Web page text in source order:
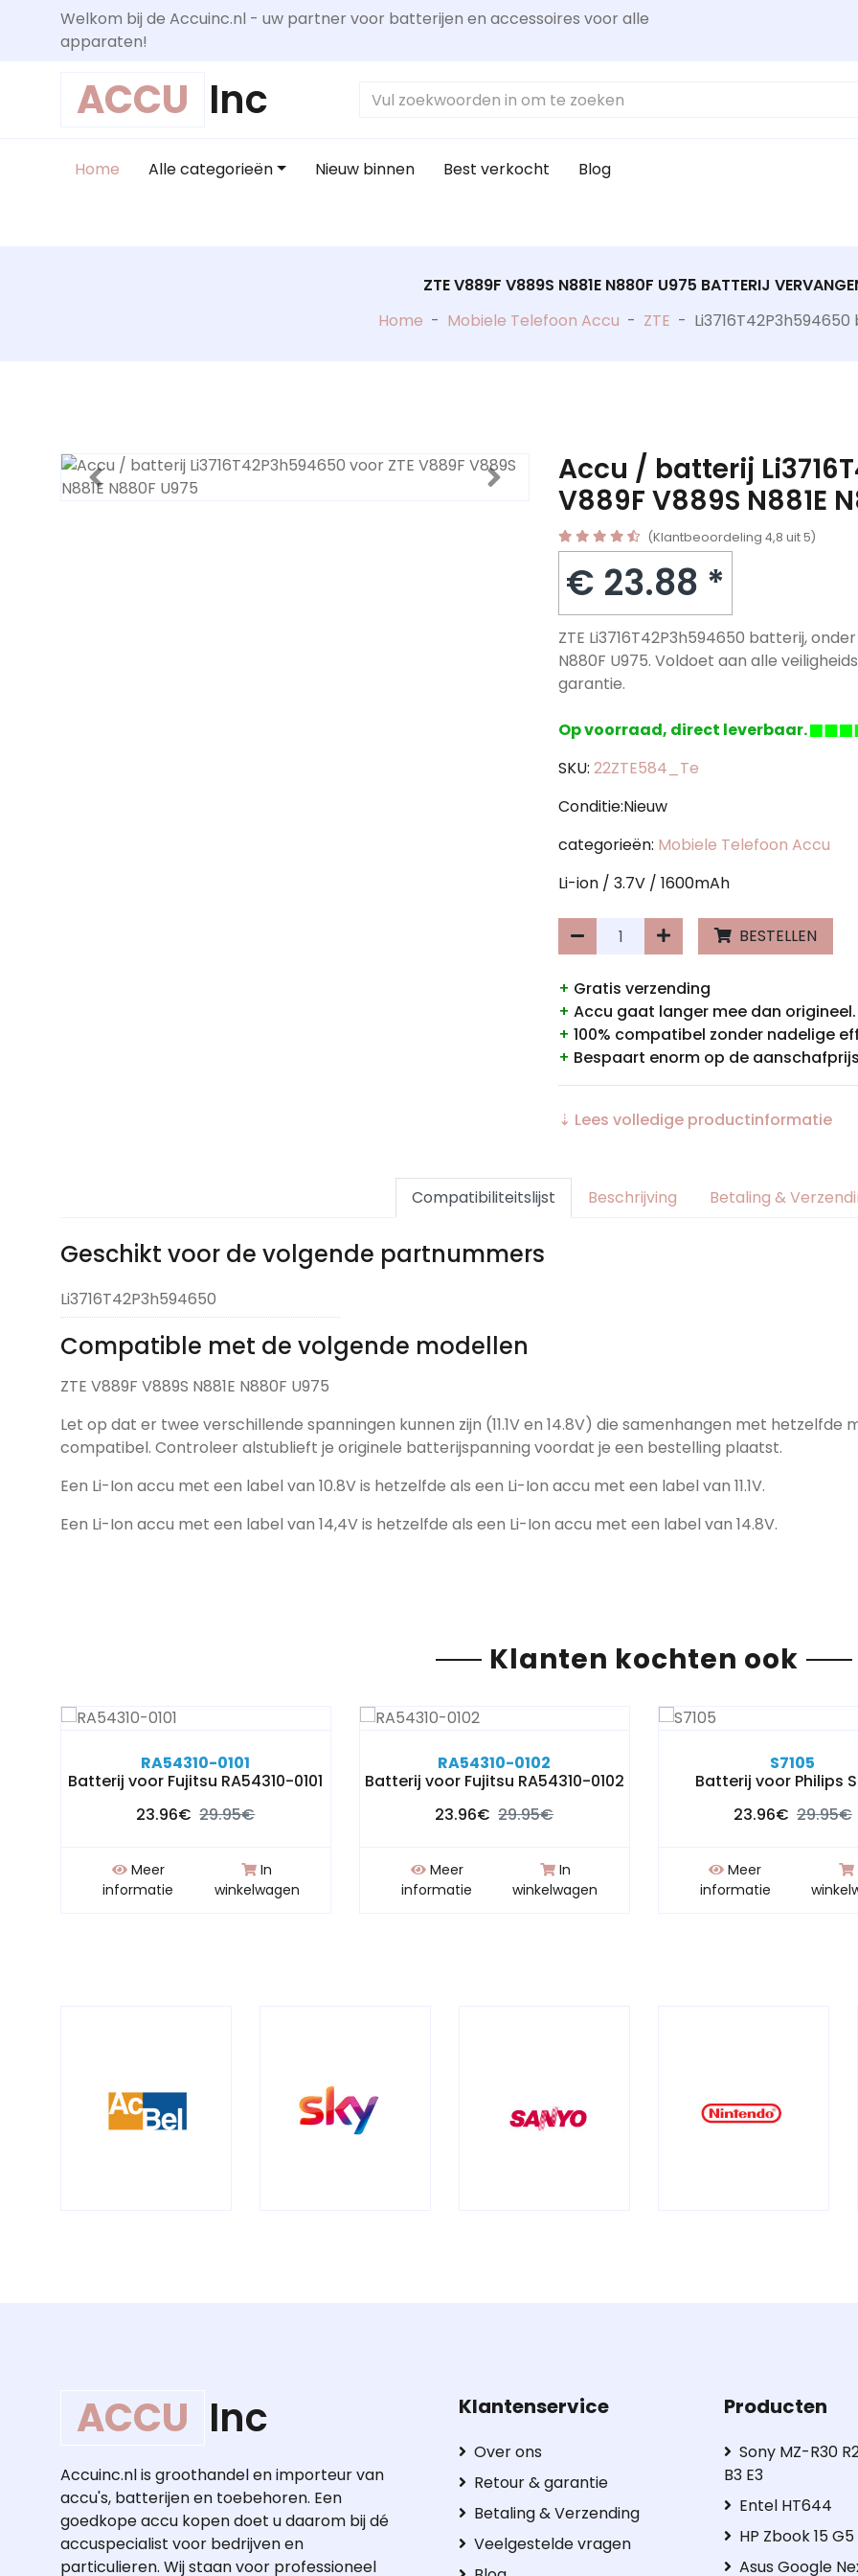
Welkom bij de Accuinc.nl - uw partner voor batterijen en accessoires voor alle
apparaten!
ACCU Inc
Home Alle categorieën Nieuw binnen Best verkocht Blog
ZTE V889F V889S N881E N880F U975 BATTERIJ
Home - Mobiele Telefoon Accu - ZTE -
Accu / batterij
V889F V889S N881E
(Klantbeoordeling 4,8 uit 5)
€ 23.88 *
ZTE Li3716T42P3h594650 batterij,
N880F U975. Voldoet aan alle
garantie.
Op voorraad, direct leverbaar.
SKU: 22ZTE584_Te
Conditie:Nieuw
categorieën: Mobiele Telefoon Accu
Li-ion / 3.7V / 1600mAh
BESTELLEN
+ Gratis verzending
+ Accu gaat langer mee dan origineel.
+ 100% compatibel zonder nadelige
+ Bespaart enorm op de
⇣ Lees volledige productinformatie
Compatibiliteitslijst Beschrijving Betaling &
Geschikt voor de volgende partnummers
Li3716T42P3h594650
Compatible met de volgende modellen
ZTE V889F V889S N881E N880F U975
Let op dat er twee verschillende spanningen kunnen zijn (11.1V en 14.8V) die samenhangen met
compatibel. Controleer alstublieft je originele batterijspanning voordat je een bestelling plaatst.
Een Li-Ion accu met een label van 10.8V is hetzelfde als een Li-Ion accu met een label van 11.1V.
Een Li-Ion accu met een label van 14,4V is hetzelfde als een Li-Ion accu met een label van 14.8V.
Klanten kochten ook
RA54310-0101
Batterij voor Fujitsu RA54310-0101
23.96€ 29.95€
Meer
informatie
In
winkelwagen
RA54310-0102
Batterij voor Fujitsu RA54310-0102
23.96€ 29.95€
Meer
informatie
In
winkelwagen
S7105
Batterij voor Philips
23.96€ 29.95€
Meer
informatie
ACCU Inc
Accuinc.nl is groothandel en importeur van
accu's, batterijen en toebehoren. Een
goedkope accu kopen doet u daarom bij dé
accuspecialist voor bedrijven en
particulieren. Wij staan voor professioneel
Klantenservice
Over ons
Retour & garantie
Betaling & Verzending
Veelgestelde vragen
Producten
Sony MZ-R30
B3 E3
Entel HT644
HP Zbook 15
Asus Google